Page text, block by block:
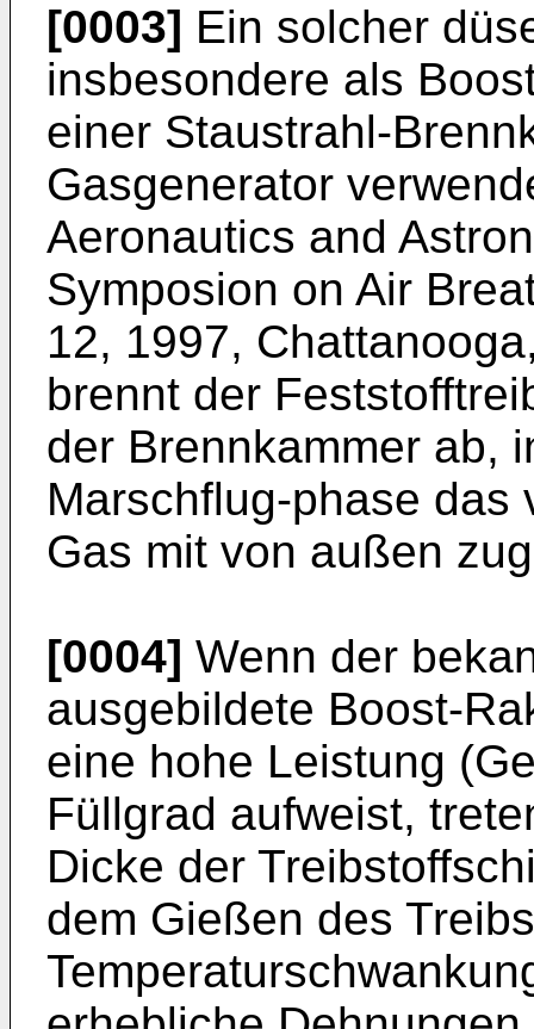
[0003] Ein solcher
insbesondere als
einer Staustrahl-
Gasgenerator
Aeronautics and
Symposion on Air
12, 1997,
brennt der
der Brennkammer ab,
Marschflug-phase das
Gas mit von außen
[0004] Wenn der
ausgebildete Boost-
eine hohe Leistung
Füllgrad aufweist,
Dicke der
dem Gießen des